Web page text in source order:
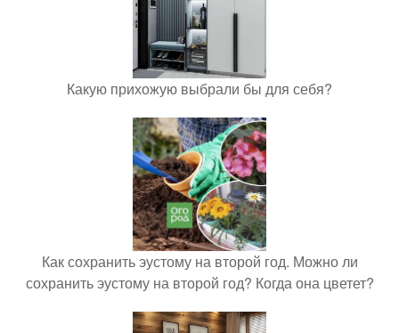
Какую прихожую выбрали бы для себя?
Как сохранить эустому на второй год. Можно ли
сохранить эустому на второй год? Когда она цветет?